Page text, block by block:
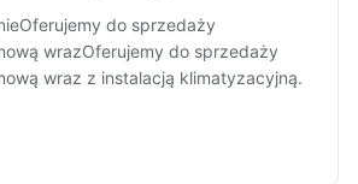
do sprzedaży
wrazOferujemy do sprzedaży
wraz z instalacją klimatyzacyjną.